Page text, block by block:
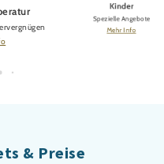
Kinder
Spezielle Angebote
Mehr Info
& Preise